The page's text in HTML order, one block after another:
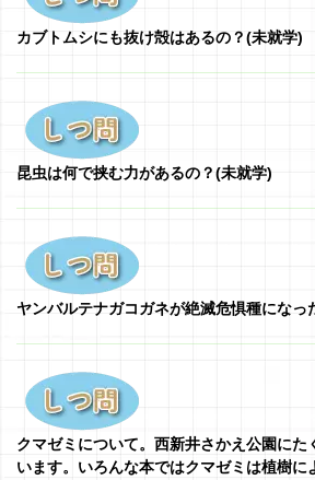
カブトムシにも抜け殻はあるの？(未就学)
昆虫は何で挟む力があるの？(未就学)
ヤンバルテナガコガネが絶滅危惧種になっ
クマゼミについて。西新井さかえ公園にた
います。いろんな本ではクマゼミは植樹に